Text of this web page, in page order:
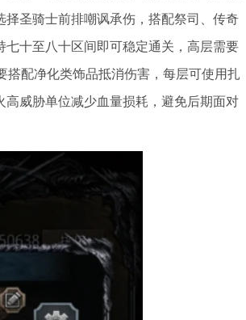
圣骑士前排嘲讽承伤，搭配祭司、传奇
十至八十区间即可稳定通关，高层需要
搭配净化类饰品抵消伤害，每层可使用扎
威胁单位减少血量损耗，避免后期面对